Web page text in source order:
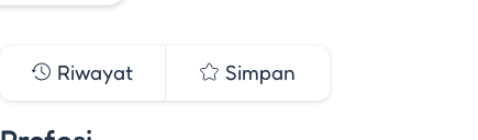
Riwayat Simpan